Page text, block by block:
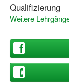
Qualifizierung
Weitere